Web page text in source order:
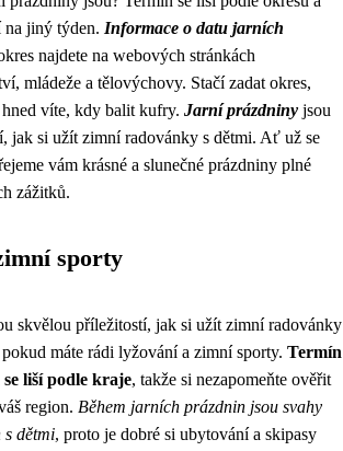
jiný týden. Informace o datu jarních
najdete na webových stránkách
mládeže a tělovýchovy. Stačí zadat okres,
víte, kdy balit kufry. Jarní prázdniny jsou
jak si užít zimní radovánky s dětmi. Ať už se
vám krásné a slunečné prázdniny plné
zážitků.
sporty
skvělou příležitostí, jak si užít zimní radovánky
máte rádi lyžování a zimní sporty. Termín
liší podle kraje, takže si nezapomeňte ověřit
region. Během jarních prázdnin jsou svahy
s dětmi, proto je dobré si ubytování a skipasy